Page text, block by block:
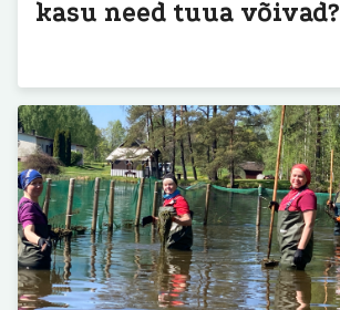
kasu need tuua võivad?